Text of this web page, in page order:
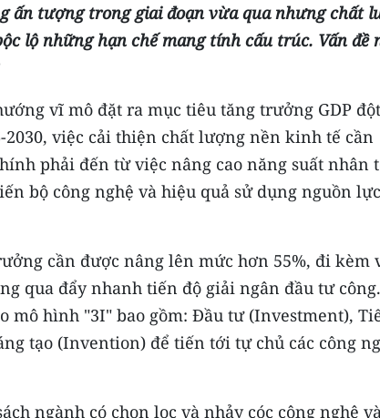
ấn tượng trong giai đoạn vừa qua nhưng chất
lộ những hạn chế mang tính cấu trúc. Vấn đề
vĩ mô đặt ra mục tiêu tăng trưởng GDP đột
việc cải thiện chất lượng nền kinh tế cần
phải đến từ việc nâng cao năng suất nhân
bộ công nghệ và hiệu quả sử dụng nguồn lực
cần được nâng lên mức hơn 55%, đi kèm
qua đẩy nhanh tiến độ giải ngân đầu tư công.
mô hình "3I" bao gồm: Đầu tư (Investment),
tạo (Invention) để tiến tới tự chủ các công
ngành có chọn lọc và nhảy cóc công nghệ